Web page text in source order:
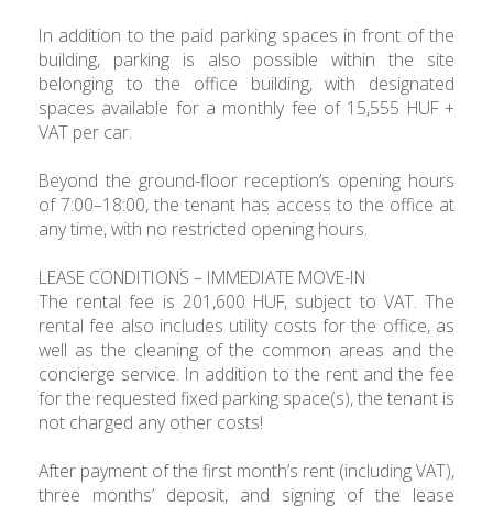
In addition to the paid parking spaces in front of the
building, parking is also possible within the site
belonging to the office building, with designated
spaces available for a monthly fee of 15,555 HUF +
VAT per car.
Beyond the ground-floor reception’s opening hours
of 7:00–18:00, the tenant has access to the office at
any time, with no restricted opening hours.
LEASE CONDITIONS – IMMEDIATE MOVE-IN
The rental fee is 201,600 HUF, subject to VAT. The
rental fee also includes utility costs for the office, as
well as the cleaning of the common areas and the
concierge service. In addition to the rent and the fee
for the requested fixed parking space(s), the tenant is
not charged any other costs!
After payment of the first month’s rent (including VAT),
three months’ deposit, and signing of the lease